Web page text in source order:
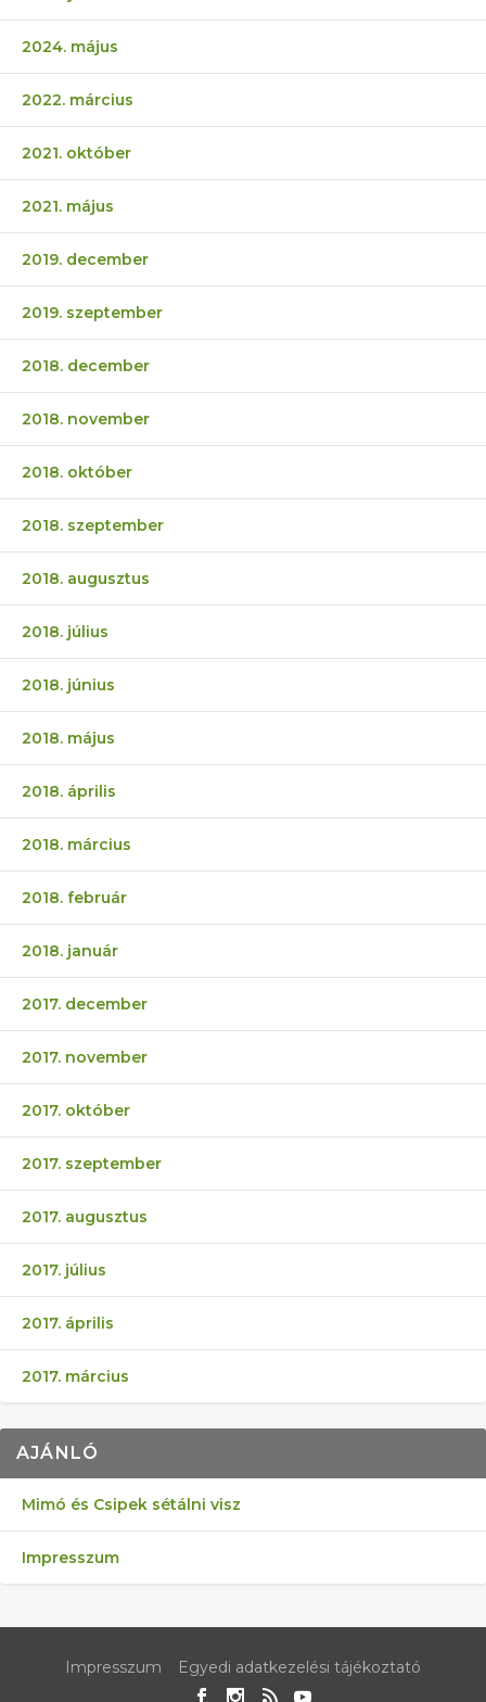
2024. május
2022. március
2021. október
2021. május
2019. december
2019. szeptember
2018. december
2018. november
2018. október
2018. szeptember
2018. augusztus
2018. július
2018. június
2018. május
2018. április
2018. március
2018. február
2018. január
2017. december
2017. november
2017. október
2017. szeptember
2017. augusztus
2017. július
2017. április
2017. március
AJÁNLÓ
Mimó és Csipek sétálni visz
Impresszum
Impresszum Egyedi adatkezelési tájékoztató